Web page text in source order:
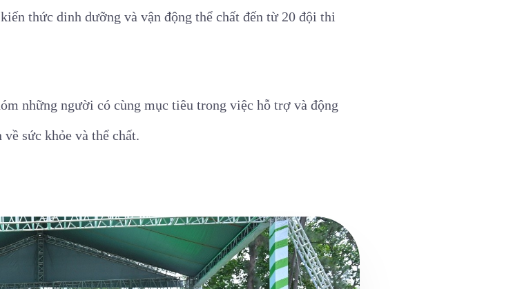
thức dinh dưỡng và vận động thể chất đến từ 20 đội thi
những người có cùng mục tiêu trong việc hỗ trợ và động
sức khỏe và thể chất.